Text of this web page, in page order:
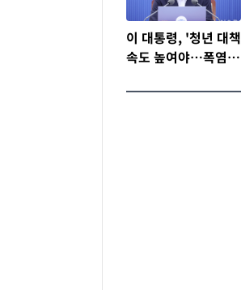
이 대통령, '청년 대책
속도 높여야…폭염